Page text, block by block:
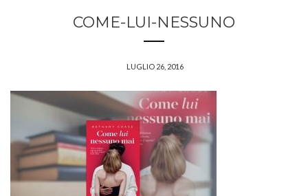
COME-LUI-NESSUNO
LUGLIO 26, 2016